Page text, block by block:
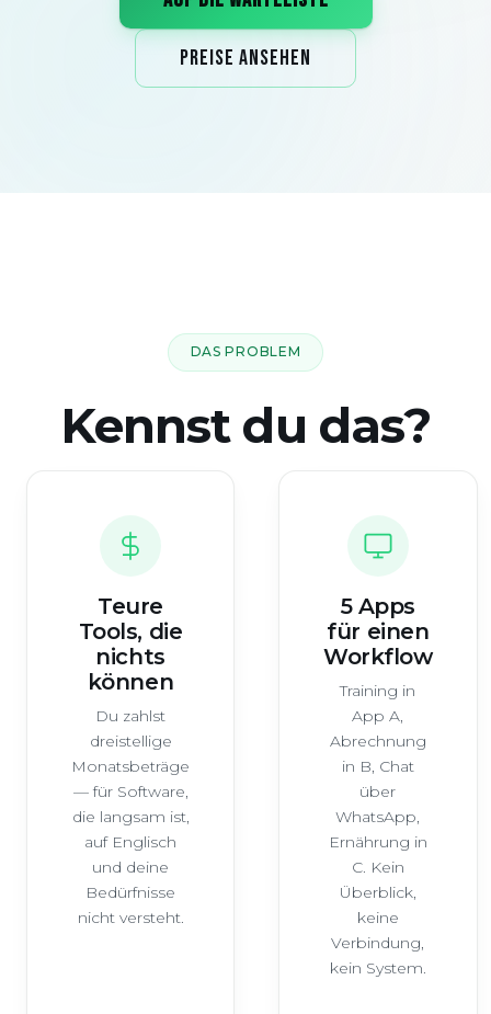
PREISE ANSEHEN
DAS PROBLEM
Kennst du das?
Teure
Tools, die
nichts
können
Du zahlst
dreistellige
Monatsbeträge
— für Software,
die langsam ist,
auf Englisch
und deine
Bedürfnisse
nicht versteht.
5 Apps
für einen
Workflow
Training in
App A,
Abrechnung
in B, Chat
über
WhatsApp,
Ernährung in
C. Kein
Überblick,
keine
Verbindung,
kein System.